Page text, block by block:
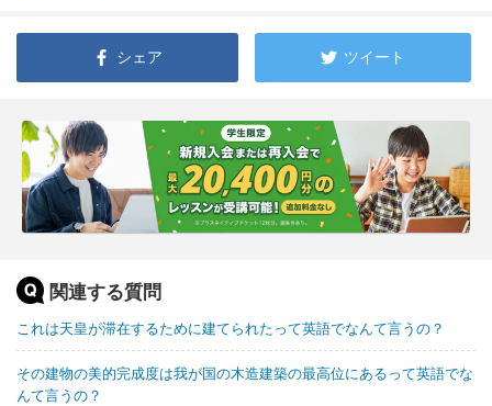
シェア ツイート
関連する質問
これは天皇が滞在するために建てられたって英語でなんて言うの？
その建物の美的完成度は我が国の木造建築の最高位にあるって英語でな
んて言うの？